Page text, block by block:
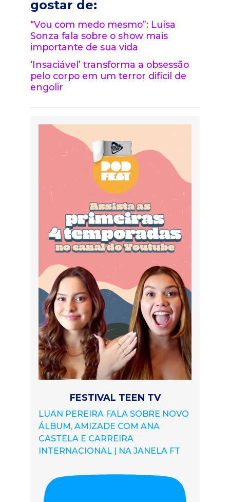
gostar de:
“Vou com medo mesmo”: Luísa
Sonza fala sobre o show mais
importante de sua vida
‘Insaciável’ transforma a obsessão
pelo corpo em um terror difícil de
engolir
FESTIVAL TEEN TV
LUAN PEREIRA FALA SOBRE NOVO
ÁLBUM, AMIZADE COM ANA
CASTELA E CARREIRA
INTERNACIONAL | NA JANELA FT